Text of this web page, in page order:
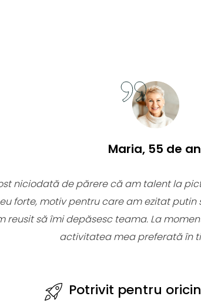
Maria, 55 de
niciodată de părere că am talent la
forte, motiv pentru care am ezitat
reusit să îmi depăsesc teama. La
activitatea mea preferată în
Potrivit pentru